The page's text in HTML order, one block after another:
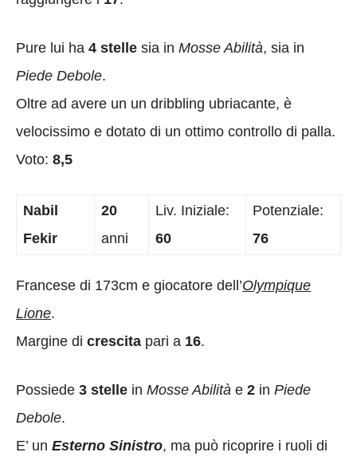
Pure lui ha 4 stelle sia in Mosse Abilità, sia in
Piede Debole.
Oltre ad avere un un dribbling ubriacante, è
velocissimo e dotato di un ottimo controllo di palla.
Voto: 8,5
Nabil
Fekir
20
anni
Liv. Iniziale:
60
Potenziale:
76
Francese di 173cm e giocatore dell’Olympique
Lione.
Margine di crescita pari a 16.
Possiede 3 stelle in Mosse Abilità e 2 in Piede
Debole.
E’ un Esterno Sinistro, ma può ricoprire i ruoli di